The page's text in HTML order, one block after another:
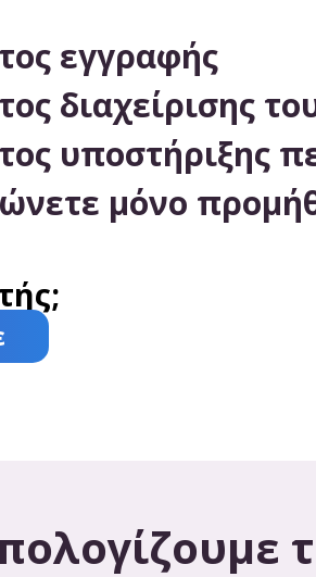
εγγραφής
διαχείρισης
υποστήριξης
μόνο